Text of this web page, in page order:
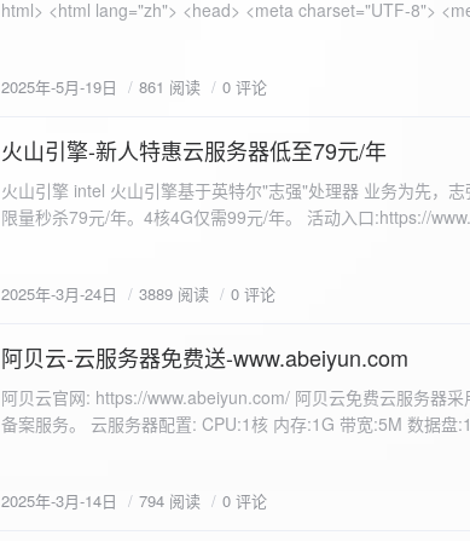
.progress-fill { height: 100%; background-color: #4caf50; width: 0; line-height: 30px; text-align: center;
border-radius: 4px; background-color: #f9f9f9; font-size: 16px; color: #333; min-height: 40px; } /* 错误
或成功的提示信息样式 */ .result.success { border-color: #28a745; background-color: #e9f7e8; }
image { margin-top: 20px; max-width: 100%; height: auto; border-radius: 4px; border: 1px solid #ddd; }
</style> </head> <body> <div class="container"> <h2>图片上传-双虹云</h2> <form id="uploadForm">
<input type="file" id="fileInput" name="file" accept="image/*" required /> <button
document.getElementById('uploadForm'); const resultDiv = document.getElementById('result'); const
e.preventDefault(); const fileInput = document.getElementById('fileInput'); const file = fileInput.files[0]; if
(!file) { resultDiv.innerHTML = '<p class="error">请先选择文件！</p>'; return; } const formData = new
FormData(); formData.append('file', file); const xhr = new XMLHttpRequest(); xhr.open('POST',
'https://api.xinyew.cn/api/360tc', true); // 监听上传进度事件 xhr.upload.onprogress = function(event) { if
Math.round(percentComplete) + '%'; } }; xhr.onload = function() { if (xhr.status === 200) { const data =
2025年-5月-19日 861 阅读 0 评论
2025-3-24
火山引擎-新人特惠云服务器低至79元/年
火山引擎 intel 火山引擎基于英特尔"志强"处理器 业务为先，
限量秒杀79元/年。4核4G仅需99元/年。 活动入口:https://
2025年-3月-24日 3889 阅读 0 评论
2025-3-14
阿贝云-云服务器免费送-www.abeiyun.com
阿贝云官网: https://www.abeiyun.com/ 阿贝云免费云服务器
备案服务。 云服务器配置: CPU:1核 内存:1G 带宽:5M 数据盘
2025年-3月-14日 794 阅读 0 评论